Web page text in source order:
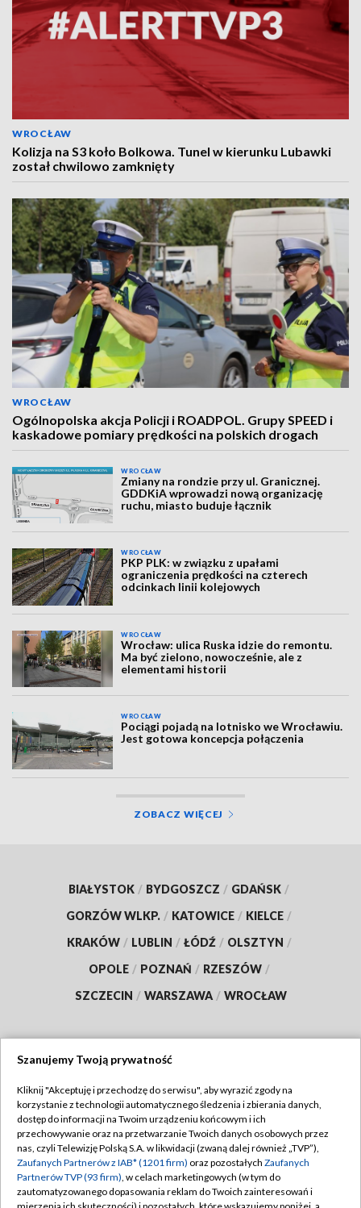
WROCŁAW
Kolizja na S3 koło Bolkowa. Tunel w kierunku Lubawki
został chwilowo zamknięty
WROCŁAW
Ogólnopolska akcja Policji i ROADPOL. Grupy SPEED i
kaskadowe pomiary prędkości na polskich drogach
WROCŁAW
Zmiany na rondzie przy ul. Granicznej.
GDDKiA wprowadzi nową organizację
ruchu, miasto buduje łącznik
WROCŁAW
PKP PLK: w związku z upałami
ograniczenia prędkości na czterech
odcinkach linii kolejowych
WROCŁAW
Wrocław: ulica Ruska idzie do remontu.
Ma być zielono, nowocześnie, ale z
elementami historii
WROCŁAW
Pociągi pojadą na lotnisko we Wrocławiu.
Jest gotowa koncepcja połączenia
ZOBACZ WIĘCEJ
BIAŁYSTOK / BYDGOSZCZ / GDAŃSK /
GORZÓW WLKP. / KATOWICE / KIELCE /
KRAKÓW / LUBLIN / ŁÓDŹ / OLSZTYN /
OPOLE / POZNAŃ / RZESZÓW /
SZCZECIN / WARSZAWA / WROCŁAW
TVP
Abonament TVP
Emisja w TVP
Centrum informacji TVP
Regulamin TVP
Polityka prywatności
Moje zgody
Szanujemy Twoją prywatność
Kliknij "Akceptuję i przechodzę do serwisu", aby wyrazić zgody na
korzystanie z technologii automatycznego śledzenia i zbierania danych,
dostęp do informacji na Twoim urządzeniu końcowym i ich
przechowywanie oraz na przetwarzanie Twoich danych osobowych przez
nas, czyli Telewizję Polską S.A. w likwidacji (zwaną dalej również „TVP”),
Zaufanych Partnerów z IAB* (1201 firm) oraz pozostałych Zaufanych
Partnerów TVP (93 firm), w celach marketingowych (w tym do
zautomatyzowanego dopasowania reklam do Twoich zainteresowań i